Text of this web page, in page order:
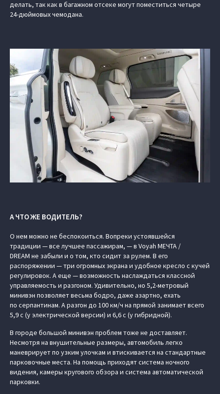
делать, так как в багажном отсеке могут поместиться четыре
24-дюймовых чемодана.
А ЧТО ЖЕ ВОДИТЕЛЬ?
О нем можно не беспокоиться. Вопреки устоявшейся
традиции — все лучшее пассажирам, — в Voyah МЕЧТА /
DREAM не забыли и о том, кто сидит за рулем. В его
распоряжении — три огромных экрана и удобное кресло с кучей
регулировок. А еще — возможность наслаждаться классной
управляемость и разгоном. Удивительно, но 5,2-метровый
минивэн позволяет весьма бодро, даже азартно, ехать
по серпантинам. А разгон до 100 км/ч на прямой занимает всего
5,9 с (у электрической версии) и 6,6 с (у гибридной).
В городе большой минивэн проблем тоже не доставляет.
Несмотря на внушительные размеры, автомобиль легко
маневрирует по узким улочкам и втискивается на стандартные
парковочные места. На помощь приходят система ночного
видения, камеры кругового обзора и система автоматической
парковки.